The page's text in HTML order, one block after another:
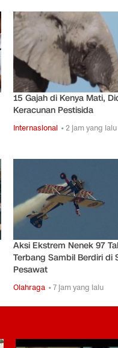
15 Gajah di Kenya Mati,
Keracunan Pestisida
Internasional • 2 jam yang lalu
Aksi Ekstrem Nenek 97
Terbang Sambil Berdiri di
Pesawat
Olahraga • 7 jam yang lalu